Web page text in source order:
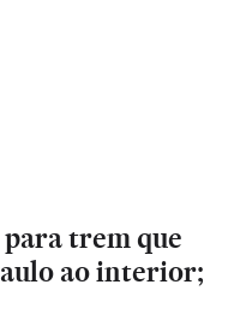
trem que
ao interior;